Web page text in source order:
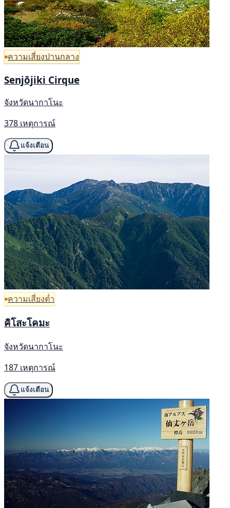
ความเสี่ยงปานกลาง
Senjōjiki Cirque
จังหวัดนากาโนะ
378 เหตุการณ์
แจ้งเตือน
ความเสี่ยงต่ำ
คิโสะโคมะ
จังหวัดนากาโนะ
187 เหตุการณ์
แจ้งเตือน